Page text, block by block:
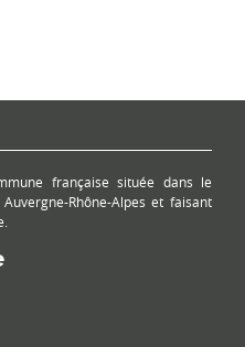
française située dans le
Rhône-Alpes et faisant